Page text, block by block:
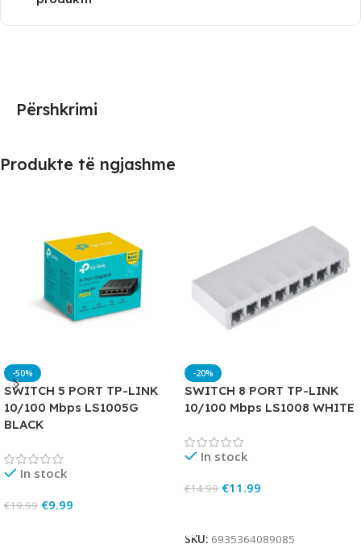
Përshkrimi
Produkte të ngjashme
-50%
SWITCH 5 PORT TP-LINK
10/100 Mbps LS1005G
BLACK
In stock
€19.99 €9.99
-20%
SWITCH 8 PORT TP-LINK
10/100 Mbps LS1008 WHITE
In stock
€14.99 €11.99
SKU: 6935364089085